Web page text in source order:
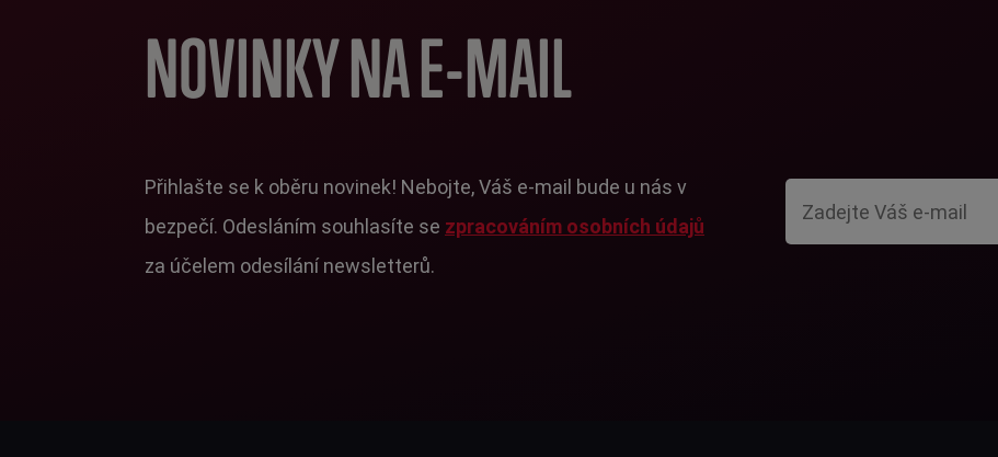
NOVINKY NA E-MAIL
Přihlašte se k oběru novinek! Nebojte, Váš e-mail bude u nás v
bezpečí. Odesláním souhlasíte se zpracováním osobních údajů
za účelem odesílání newsletterů.